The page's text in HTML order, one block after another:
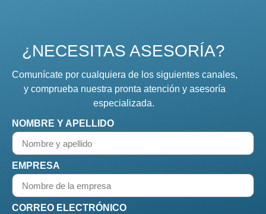
¿NECESITAS ASESORÍA?
Comunícate por cualquiera de los siguientes canales,
y comprueba nuestra pronta atención y asesoría
especializada.
NOMBRE Y APELLIDO
EMPRESA
CORREO ELECTRÓNICO